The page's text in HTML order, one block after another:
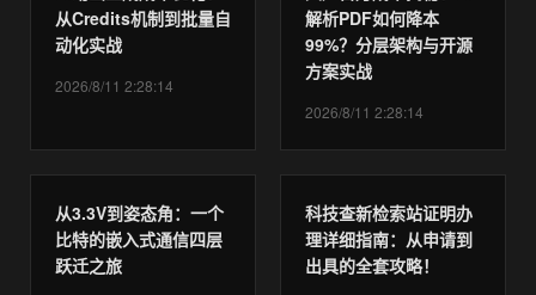
从Credits机制到批量自
动化实战
2026/8/11 2:28:14
解析PDF如何降本
99%？分层架构与开源
方案实战
2026/8/11 2:28:14
从3.3V到姿态角：一个
比特的嵌入式通信四层
跃迁之旅
科技查新检索站证明办
理详细指南：从申请到
出具的全套攻略！